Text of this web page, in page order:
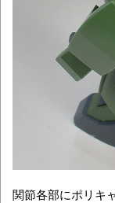
関節各部にポリキ